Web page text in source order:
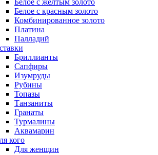
Белое с желтым золото
Белое с красным золото
Комбинированное золото
Платина
Палладий
Бриллианты
Сапфиры
Изумруды
Рубины
Топазы
Танзаниты
Гранаты
Турмалины
Аквамарин
кого
Для женщин